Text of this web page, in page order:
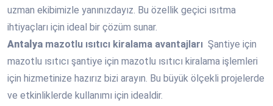
uzman ekibimizle yanınızdayız. Bu özellik geçici ısıtma
ihtiyaçları için ideal bir çözüm sunar.
Antalya mazotlu ısıtıcı kiralama avantajları Şantiye için
mazotlu ısıtıcı şantiye için mazotlu ısıtıcı kiralama işlemleri
için hizmetinize hazırız bizi arayın. Bu büyük ölçekli projelerde
ve etkinliklerde kullanımı için idealdir.